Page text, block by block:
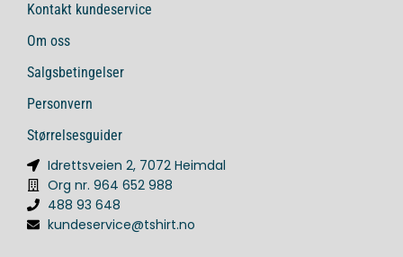
Kontakt kundeservice
Om oss
Salgsbetingelser
Personvern
Størrelsesguider
Idrettsveien 2, 7072 Heimdal
Org nr. 964 652 988
488 93 648
kundeservice@tshirt.no